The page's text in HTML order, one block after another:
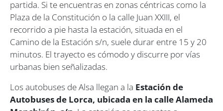
partida. Si te encuentras en zonas céntricas como la
Plaza de la Constitución o la calle Juan XXIII, el
recorrido a pie hasta la estación, situada en el
Camino de la Estación s/n, suele durar entre 15 y 20
minutos. El trayecto es cómodo y discurre por vías
urbanas bien señalizadas.
Los autobuses de Alsa llegan a la Estación de
Autobuses de Lorca, ubicada en la calle Alameda